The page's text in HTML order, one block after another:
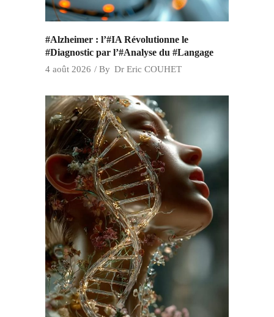
#Alzheimer : l’#IA Révolutionne le
#Diagnostic par l’#Analyse du #Langage
4 août 2026 By Dr Eric COUHET